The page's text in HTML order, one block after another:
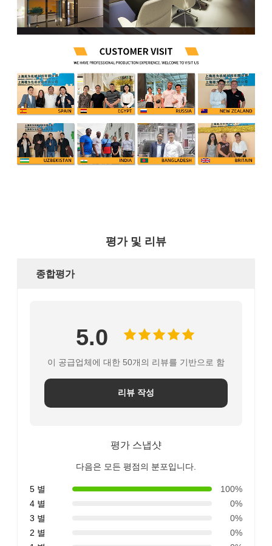
평가 및 리뷰
종합평가
5.0
이 공급업체에 대한 50개의 리뷰를 기반으로 함
리뷰 작성
평가 스냅샷
다음은 모든 평점의 분포입니다.
5 별
100%
4 별
0%
3 별
0%
2 별
0%